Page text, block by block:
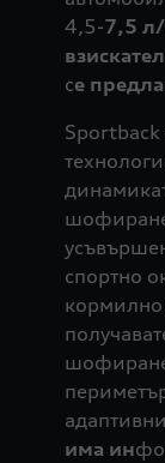
4,5-7,5
взискател
се
Sportback
шофиране
спортно
кормилно
има ин